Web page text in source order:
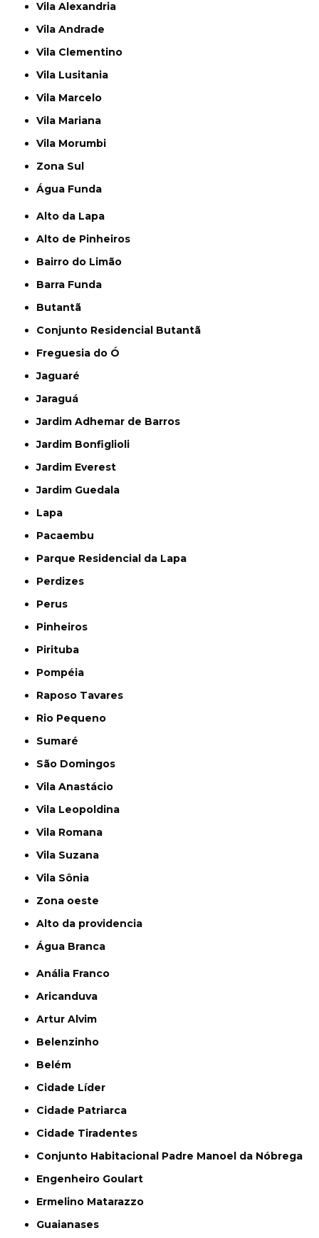
Vila Alexandria
Vila Andrade
Vila Clementino
Vila Lusitania
Vila Marcelo
Vila Mariana
Vila Morumbi
Zona Sul
Água Funda
Alto da Lapa
Alto de Pinheiros
Bairro do Limão
Barra Funda
Butantã
Conjunto Residencial Butantã
Freguesia do Ó
Jaguaré
Jaraguá
Jardim Adhemar de Barros
Jardim Bonfiglioli
Jardim Everest
Jardim Guedala
Lapa
Pacaembu
Parque Residencial da Lapa
Perdizes
Perus
Pinheiros
Pirituba
Pompéia
Raposo Tavares
Rio Pequeno
Sumaré
São Domingos
Vila Anastácio
Vila Leopoldina
Vila Romana
Vila Suzana
Vila Sônia
Zona oeste
alto da providencia
Água Branca
Anália Franco
Aricanduva
Artur Alvim
Belenzinho
Belém
Cidade Líder
Cidade Patriarca
Cidade Tiradentes
Conjunto Habitacional Padre Manoel da Nóbrega
Engenheiro Goulart
Ermelino Matarazzo
Guaianases